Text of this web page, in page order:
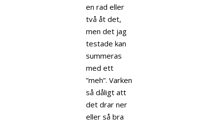
en rad eller
två åt det,
men det jag
testade kan
summeras
med ett
”meh”. Varken
så dåligt att
det drar ner
eller så bra